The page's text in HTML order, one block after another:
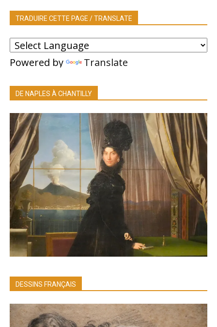
TRADUIRE CETTE PAGE / TRANSLATE
Powered by Translate
DE NAPLES À CHANTILLY
DESSINS FRANÇAIS